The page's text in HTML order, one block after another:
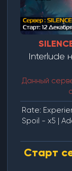
Interludе
Данный
Rate:
Spoil - x5 |
Старт